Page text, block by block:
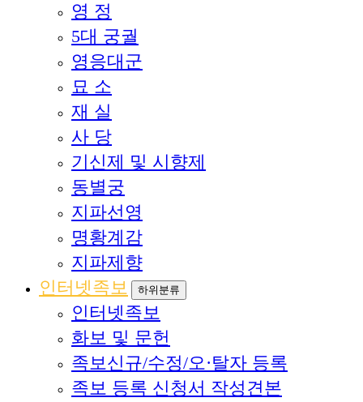
영 정
5대 궁궐
영응대군
묘 소
재 실
사 당
기신제 및 시향제
동별궁
지파선영
명황계감
지파제향
인터넷족보
하위분류
인터넷족보
화보 및 문헌
족보신규/수정/오·탈자 등록
족보 등록 신청서 작성견본